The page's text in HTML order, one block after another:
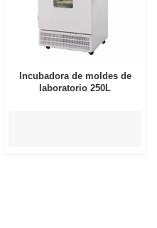
Incubadora de moldes de
laboratorio 250L